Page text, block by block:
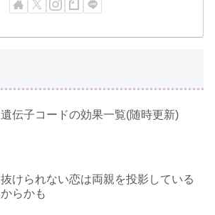
遺伝子コードの効果一覧(随時更新)
抜けられない恋は両親を投影している
からかも